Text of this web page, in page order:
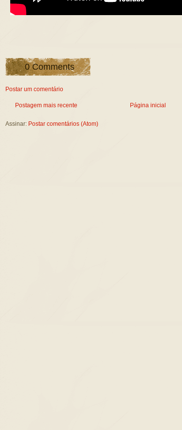
0 Comments
Postar um comentário
Postagem mais recente Página inicial
Assinar: Postar comentários (Atom)